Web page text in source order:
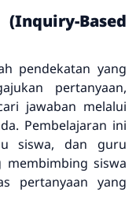
Based
pendekatan yang
pertanyaan,
jawaban melalui
Pembelajaran ini
siswa, dan guru
siswa
pertanyaan yang